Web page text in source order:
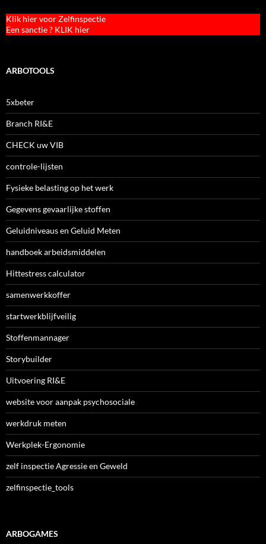
Klik hier voor Zelfinspectie
Een sanctie ? KLIK hier
ARBOTOOLS
5xbeter
Branch RI&E
CHECK uw VIB
controle-lijsten
Fysieke belasting op het werk
Gegevens gevaarlijke stoffen
Geluidniveaus en Geluid Meten
handboek arbeidsmiddelen
Hittestress calculator
samenwerkkoffer
startwerkblijfveilig
Stoffenmannager
Storybuilder
Uitvoering RI&E
website voor aanpak psychosociale
werkdruk meten
Werkplek-Ergonomie
zelf inspectie Agressie en Geweld
zelfinspectie_tools
ARBOGAMES